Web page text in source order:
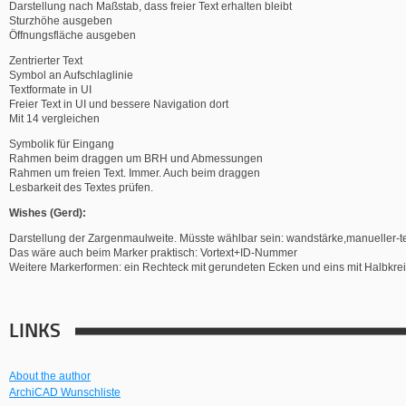
Darstellung nach Maßstab, dass freier Text erhalten bleibt
Sturzhöhe ausgeben
Öffnungsfläche ausgeben
Zentrierter Text
Symbol an Aufschlaglinie
Textformate in UI
Freier Text in UI und bessere Navigation dort
Mit 14 vergleichen
Symbolik für Eingang
Rahmen beim draggen um BRH und Abmessungen
Rahmen um freien Text. Immer. Auch beim draggen
Lesbarkeit des Textes prüfen.
Wishes (Gerd):
Darstellung der Zargenmaulweite. Müsste wählbar sein:
Das wäre auch beim Marker praktisch: Vortext+ID-Nummer
Weitere Markerformen: ein Rechteck mit gerundeten Ecken und eins mit
LINKS
About the author
ArchiCAD Wunschliste